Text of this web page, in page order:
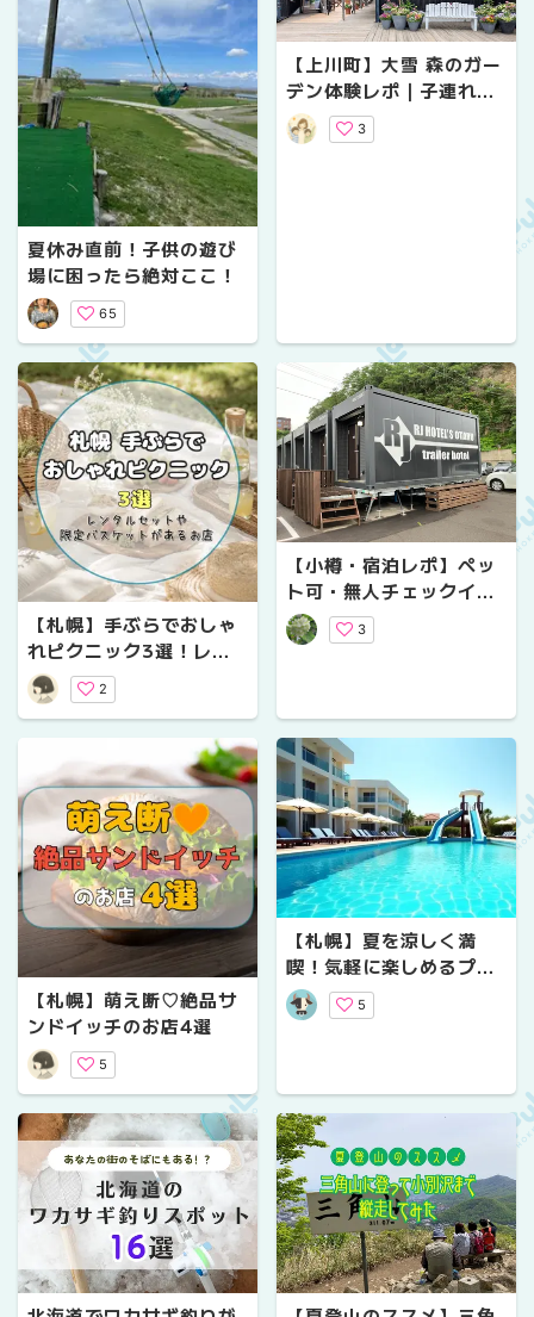
夏休み直前！子供の遊び
場に困ったら絶対ここ！
65
【上川町】大雪 森のガー
デン体験レポ｜子連れに
もおすすめ！花と自然、
遊びが楽しめる人気スポ
3
【札幌】手ぶらでおしゃ
れピクニック3選！レン
タルセットや限定バスケ
ットがあるお店を紹介
2
【小樽・宿泊レポ】ペッ
ト可・無人チェックイ
ン・駐車場無料！トレー
ラーホテル「アールジェ
3
【札幌】萌え断♡絶品サ
ンドイッチのお店4選
5
【札幌】夏を涼しく満
喫！気軽に楽しめるプー
ル施設まとめ
5